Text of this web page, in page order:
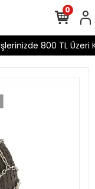
800 TL Üzeri
0